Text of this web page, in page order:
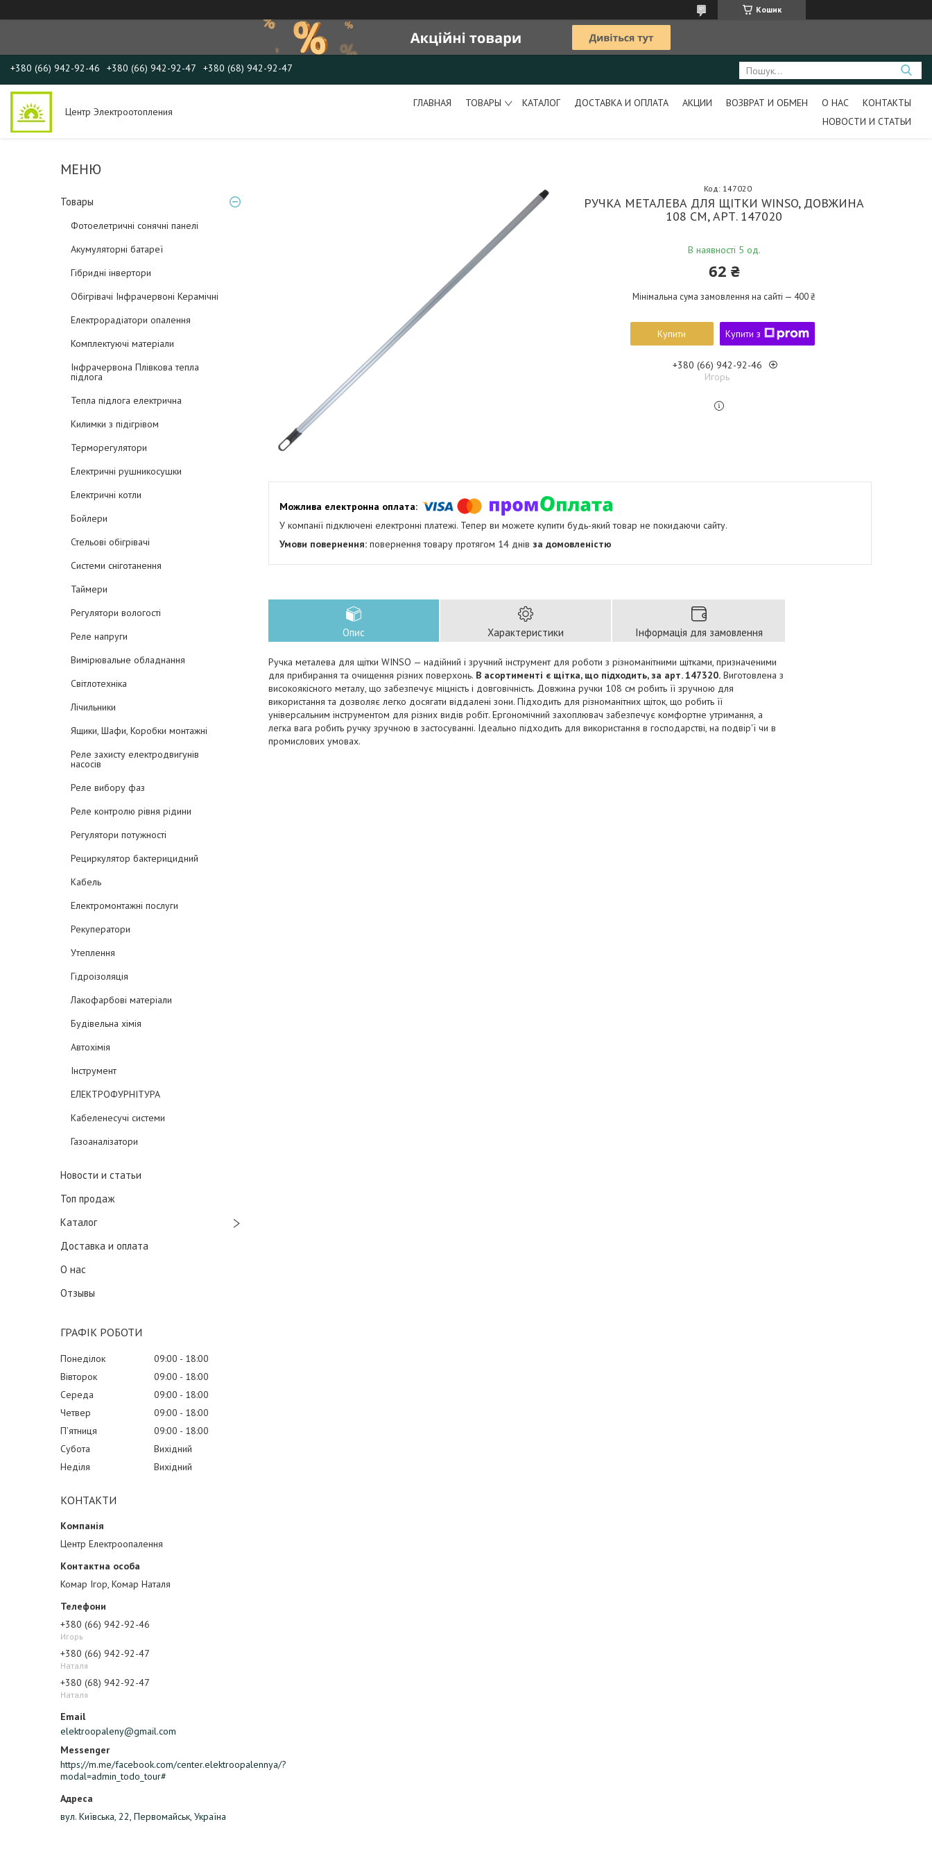
Кошик
+380 (66) 942-92-46 +380 (66) 942-92-47 +380 (68) 942-92-47
Центр Электроотопления
ГЛАВНАЯ ТОВАРЫ КАТАЛОГ ДОСТАВКА И ОПЛАТА АКЦИИ ВОЗВРАТ И ОБМЕН О НАС
КОНТАКТЫ
НОВОСТИ И СТАТЬИ
Товары
Фотоелетричні cонячні панелі
Акумуляторні батареї
Гібридні інвертори
Обігрівачі Інфрачервоні Керамічні
Електрорадіатори опалення
Комплектуючі матеріали
Інфрачервона Плівкова тепла
підлога
Тепла підлога електрична
Килимки з підігрівом
Терморегулятори
Електричні рушникосушки
Електричні котли
Бойлери
Стельові обігрівачі
Системи сніготанення
Таймери
Регулятори вологості
Реле напруги
Вимірювальне обладнання
Світлотехніка
Лічильники
Ящики, Шафи, Коробки монтажні
Реле захисту електродвигунів
насосів
Реле вибору фаз
Реле контролю рівня рідини
Регулятори потужності
Рециркулятор бактерицидний
Кабель
Електромонтажні послуги
Рекуператори
Утеплення
Гідроізоляція
Лакофарбові матеріали
Будівельна хімія
Автохімія
Інструмент
ЕЛЕКТРОФУРНІТУРА
Кабеленесучі системи
Газоаналізатори
Новости и статьи
Топ продаж
Каталог
Доставка и оплата
О нас
Отзывы
ГРАФІК РОБОТИ
Понеділок 09:00
18:00
Вівторок
09:00
18:00
Середа
09:00
18:00
Четвер
09:00
18:00
Пʼятниця
09:00
18:00
Субота
Вихідний
Неділя
Вихідний
КОНТАКТИ
Центр Електроопалення
Комар Ігор, Комар Наталя
+380 (66) 942-92-46
Игорь
+380 (66) 942-92-47
Наталя
+380 (68) 942-92-47
Наталя
elektroopaleny@gmail.com
https://m.me/facebook.com/center.elektroopalennya/?
modal=admin_todo_tour#
вул. Київська, 22, Первомайськ, Україна
РУЧКА МЕТАЛЕВА ДЛЯ ЩІТКИ WINSO, ДОВЖИНА
108 СМ, АРТ. 147020
В наявності 5 од.
Код: 147020
62 ₴
Мінімальна сума замовлення на сайті — 400 ₴
Купити Купити з
+380 (66) 942-92-46
Игорь
У компанії підключені електронні платежі. Тепер ви можете купити будь-який товар не покидаючи сайту.
повернення товару протягом 14 днів за домовленістю
Опис Характеристики Інформація для замовлення
Ручка металева для щітки WINSO — надійний і зручний інструмент для роботи з різноманітними щітками, призначеними
для прибирання та очищення різних поверхонь. В асортименті є щітка, що підходить, за арт. 147320. Виготовлена з
високоякісного металу, що забезпечує міцність і довговічність. Довжина ручки 108 см робить її зручною для
використання та дозволяє легко досягати віддалені зони. Підходить для різноманітних щіток, що робить її
універсальним інструментом для різних видів робіт. Ергономічний захоплювач забезпечує комфортне утримання, а
легка вага робить ручку зручною в застосуванні. Ідеально підходить для використання в господарстві, на подвір'ї чи в
промислових умовах.